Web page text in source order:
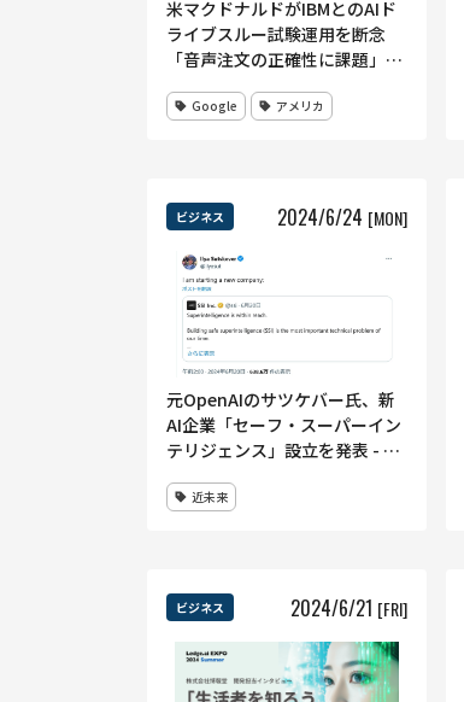
米マクドナルドがIBMとのAIド
ライブスルー試験運用を断念
「音声注文の正確性に課題」次
Google アメリカ
ビジネス 2024/6/24 [MON]
元OpenAIのサツケバー氏、新
AI企業「セーフ・スーパーイン
テリジェンス」設立を発表 - 安
近未来
ビジネス 2024/6/21 [FRI]